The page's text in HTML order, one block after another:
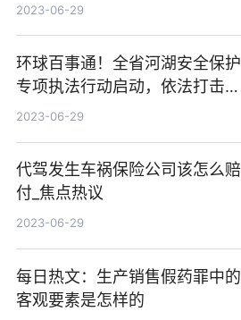
2023-06-29
环球百事通！全省河湖安全保护
专项执法行动启动，依法打击侵
占河湖、妨碍行洪安全等违法犯
2023-06-29
代驾发生车祸保险公司该怎么赔
付_焦点热议
2023-06-29
每日热文：生产销售假药罪中的
客观要素是怎样的